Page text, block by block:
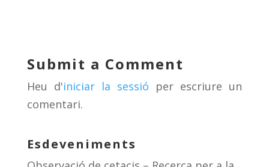
y d
s
a
m
ar
te
ix
Submit a Comment
Heu d'iniciar la sessió per escriure un
comentari.
Esdeveniments